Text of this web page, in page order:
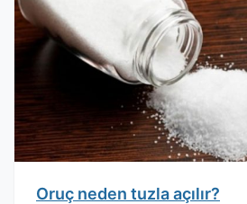
Oruç neden tuzla açılır?